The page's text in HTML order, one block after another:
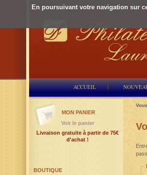
En poursuivant votre navigation sur
ACCUEIL
BOUTIQUE
MON PANIER
Voir le panier
Livraison gratuite à partir de 75€
d'achat !